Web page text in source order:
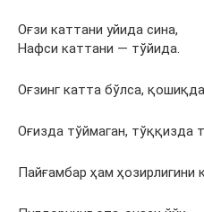
Оғзи каттани уйида сина,
Нафси каттани — тўйида.
Оғзинг катта бўлса,
Оғизда тўймаган, тўққизда
Пайғамбар ҳам ҳозирлигини